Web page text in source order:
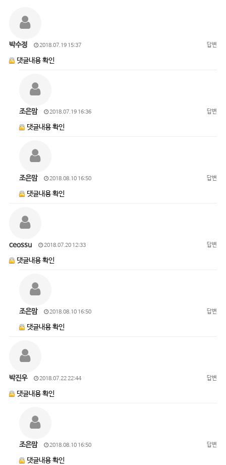
박수정 2018.07.19 15:37 답변
댓글내용 확인
조은맘 2018.07.19 16:36 답변
댓글내용 확인
조은맘 2018.08.10 16:50 답변
댓글내용 확인
ceossu 2018.07.20 12:33 답변
댓글내용 확인
조은맘 2018.08.10 16:50 답변
댓글내용 확인
박진우 2018.07.22 22:44 답변
댓글내용 확인
조은맘 2018.08.10 16:50 답변
댓글내용 확인